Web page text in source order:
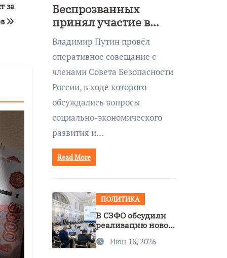
за
Беспрозванных
принял участие в
совещании Совбеза
под руководством
Путина
Владимир Путин провёл
оперативное совещание с
членами Совета Безопасности
России, в ходе которого
обсуждались вопросы
социально-экономического
развития и…
Read More
ПОЛИТИКА
В СЗФО обсудили
реализацию новой
нацполитики
Июн 18, 2026